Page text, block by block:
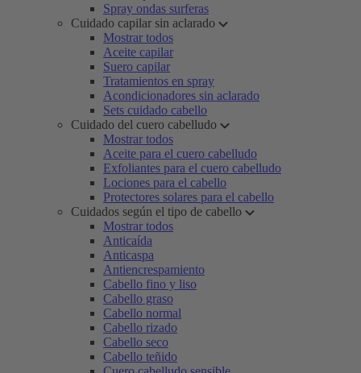
Spray ondas surferas
Cuidado capilar sin aclarado
Mostrar todos
Aceite capilar
Suero capilar
Tratamientos en spray
Acondicionadores sin aclarado
Sets cuidado cabello
Cuidado del cuero cabelludo
Mostrar todos
Aceite para el cuero cabelludo
Exfoliantes para el cuero cabelludo
Lociones para el cabello
Protectores solares para el cabello
Cuidados según el tipo de cabello
Mostrar todos
Anticaída
Anticaspa
Antiencrespamiento
Cabello fino y liso
Cabello graso
Cabello normal
Cabello rizado
Cabello seco
Cabello teñido